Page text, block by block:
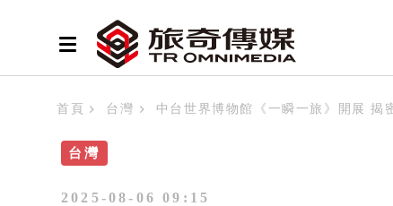
首頁 台灣 中台世界博物館《一瞬一旅》開展 揭
台灣
2025-08-06 09:15